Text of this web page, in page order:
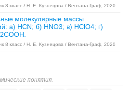
8 класс / Н. Е. Кузнецова / Вентана-Граф, 2020
молекулярные массы
а) HCN; б) HNO3; в) HClO4; г)
8 класс / Н. Е. Кузнецова / Вентана-Граф, 2020
понятия.